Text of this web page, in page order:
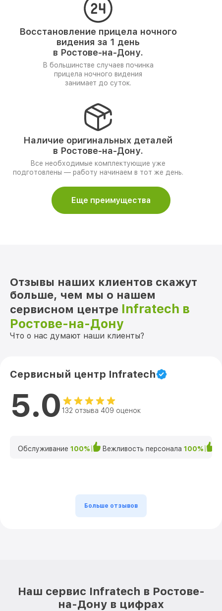
Восстановление прицела ночного
видения за 1 день
в Ростове-на-Дону.
В большинстве случаев починка
прицела ночного видения
занимает до суток.
Наличие оригинальных деталей
в Ростове-на-Дону.
Все необходимые комплектующие уже
подготовлены — работу начинаем в тот же день.
Еще преимущества
Отзывы наших клиентов скажут
больше, чем мы о нашем
сервисном центре Infratech в
Ростове-на-Дону
Что о нас думают наши клиенты?
Сервисный центр Infratech
5.0 132 отзыва 409 оценок
Обслуживание 100% Вежливость персонала 100%
Больше отзывов
Наш сервис Infratech в Ростове-
на-Дону в цифрах